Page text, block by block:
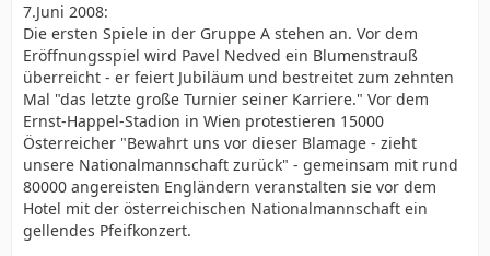
7.Juni 2008:
Die ersten Spiele in der Gruppe A stehen an. Vor dem
Eröffnungsspiel wird Pavel Nedved ein Blumenstrauß
überreicht - er feiert Jubiläum und bestreitet zum zehnten
Mal "das letzte große Turnier seiner Karriere." Vor dem
Ernst-Happel-Stadion in Wien protestieren 15000
Österreicher "Bewahrt uns vor dieser Blamage - zieht
unsere Nationalmannschaft zurück" - gemeinsam mit rund
80000 angereisten Engländern veranstalten sie vor dem
Hotel mit der österreichischen Nationalmannschaft ein
gellendes Pfeifkonzert.